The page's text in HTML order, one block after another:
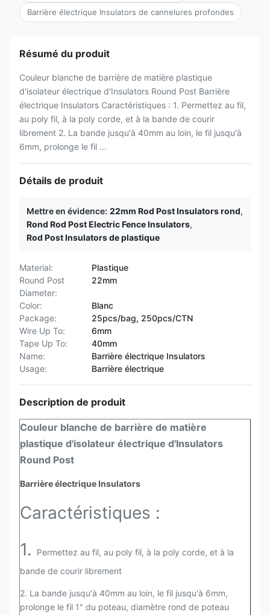
Barrière électrique Insulators de cannelures profondes
Résumé du produit
Couleur blanche de barrière de matière plastique
d'isolateur électrique d'Insulators Round Post Barrière
électrique Insulators Caractéristiques : 1. Permettez au fil,
au poly fil, à la poly corde, et à la bande de courir
librement 2. La bande jusqu'à 40mm au loin, le fil jusqu'à
6mm, prolonge le fil ...
Détails de produit
Mettre en évidence: 22mm Rod Post Insulators rond,
Rond Rod Post Electric Fence Insulators,
Rod Post Insulators de plastique
Material:
Plastique
Round Post
Diameter:
22mm
Color:
Blanc
Package:
25pcs/bag, 250pcs/CTN
Wire Up To:
6mm
Tape Up To:
40mm
Name:
Barrière électrique Insulators
Usage:
Barrière électrique
Description de produit
Couleur blanche de barrière de matière
plastique d'isolateur électrique d'Insulators
Round Post
Barrière électrique Insulators
Caractéristiques :
1.
Permettez au fil, au poly fil, à la poly corde, et à la
bande de courir librement
2. La bande jusqu'à 40mm au loin, le fil jusqu'à 6mm,
prolonge le fil 1" du poteau, diamètre rond de poteau